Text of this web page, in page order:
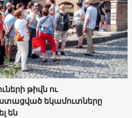
թիվն ու
ստացված եկամուտները
են